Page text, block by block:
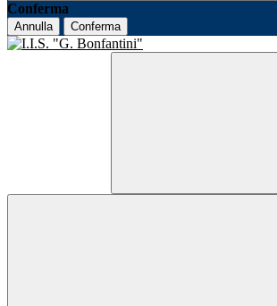
Conferma
Annulla Conferma